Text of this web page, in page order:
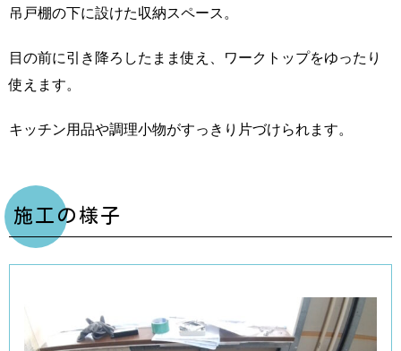
吊戸棚の下に設けた収納スペース。
目の前に引き降ろしたまま使え、ワークトップをゆったり
使えます。
キッチン用品や調理小物がすっきり片づけられます。
施工の様子